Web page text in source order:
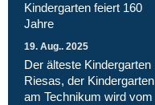
Kindergarten feiert 160
Jahre
19. Aug.. 2025
Der älteste Kindergarten
Riesas, der Kindergarten
am Technikum wird vom